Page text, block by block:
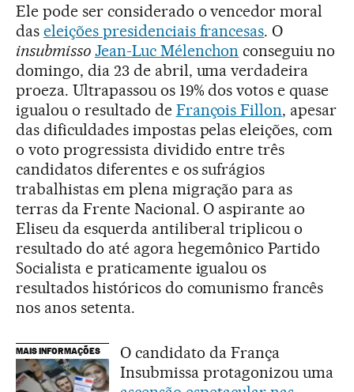
Ele pode ser considerado o vencedor moral
das eleições presidenciais francesas. O
insubmisso Jean-Luc Mélenchon conseguiu no
domingo, dia 23 de abril, uma verdadeira
proeza. Ultrapassou os 19% dos votos e quase
igualou o resultado de François Fillon, apesar
das dificuldades impostas pelas eleições, com
o voto progressista dividido entre três
candidatos diferentes e os sufrágios
trabalhistas em plena migração para as
terras da Frente Nacional. O aspirante ao
Eliseu da esquerda antiliberal triplicou o
resultado do até agora hegemônico Partido
Socialista e praticamente igualou os
resultados históricos do comunismo francês
nos anos setenta.
MAIS INFORMAÇÕES
O candidato da França
Insubmissa protagonizou uma